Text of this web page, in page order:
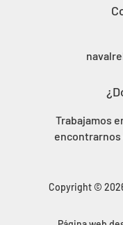
Trabajamos
encontrarnos
Copyright ©